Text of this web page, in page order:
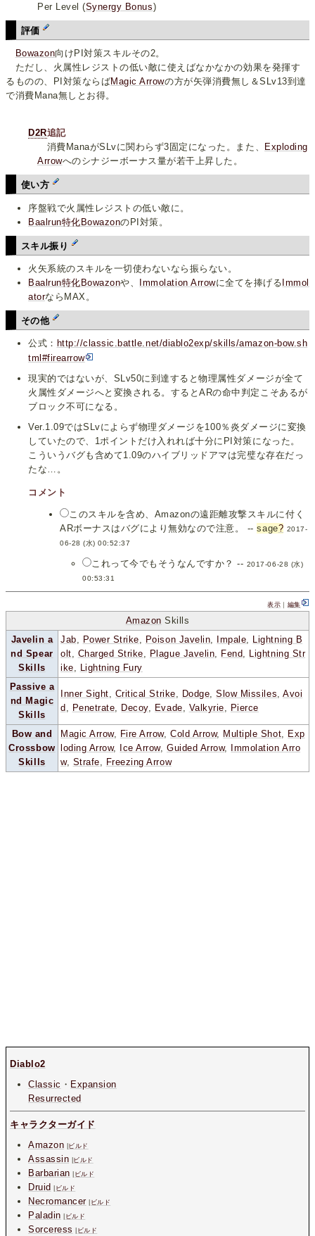
Per Level (Synergy Bonus)
評価
Bowazon向けPI対策スキルその2。
ただし、火属性レジストの低い敵に使えばなかなかの効果を発揮す
るものの、PI対策ならばMagic Arrowの方が矢弾消費無し＆SLv13到達
で消費Mana無しとお得。
D2R追記
消費ManaがSLvに関わらず3固定になった。また、
Exploding
Arrowへのシナジーボーナス量が若干上昇した。
使い方
序盤戦で火属性レジストの低い敵に。
Baalrun特化BowazonのPI対策。
スキル振り
火矢系統のスキルを一切使わないなら振らない。
Baalrun特化Bowazonや、 Immolation Arrowに全てを捧げる Immol
atorならMAX。
その他
公式： http://classic.battle.net/diablo2exp/skills/amazon-bow.sh
tml#firearrow
現実的ではないが、SLv50に到達すると物理属性ダメージが全て
火属性ダメージへと変換される。するとARの命中判定こそあるが
ブロック不可になる。
Ver.1.09ではSLvによらず物理ダメージを100％炎ダメージに変換
していたので、1ポイントだけ入れれば十分にPI対策になった。
こういうバグも含めて1.09のハイブリッドアマは完璧な存在だっ
たな…。
コメント
このスキルを含め、Amazonの遠距離攻撃スキルに付く
ARボーナスはバグにより無効なので注意。 --sage? 2017-
06-28 (水) 00:52:37
これって今でもそうなんですか？ -- 2017-06-28 (水)
00:53:31
表示 ｜ 編集
Amazon Skills
Javelin a
nd Spear
Skills
Jab, Power Strike, Poison Javelin, Impale, Lightning B
olt, Charged Strike, Plague Javelin, Fend, Lightning Str
ike, Lightning Fury
Passive a
nd Magic
Skills
Inner Sight, Critical Strike, Dodge,Slow Missiles,Avoi
d , Penetrate, Decoy, Evade, Valkyrie, Pierce
Bow and
Crossbow
Skills
Magic Arrow, Fire Arrow,Cold Arrow, Multiple Shot, Exp
loding Arrow, Ice Arrow,Guided Arrow,
Immolation Arro
w, Strafe, Freezing Arrow
Diablo2
Classic ・ Expansion
Resurrected
キャラクターガイド
Amazon
ビルド
Assassin ビルド
Barbarian ビルド
Druid ビルド
Necromancer| ビルド
Paladin ビルド
Sorceress ビルド